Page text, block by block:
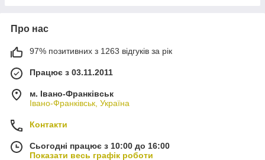
Про нас
97% позитивних з 1263 відгуків за рік
Працює з 03.11.2011
м. Івано-Франківськ
Івано-Франківськ, Україна
Контакти
Сьогодні працює з 10:00 до 16:00
Показати весь графік роботи